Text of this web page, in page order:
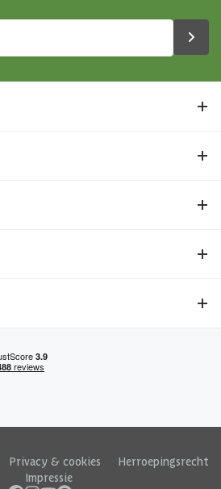
Privacy & cookies
Herroepingsrecht
Impressie